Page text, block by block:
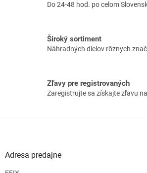
Do 24-48 hod. po celom
Široký sortiment
Náhradných dielov rôznych
Zľavy pre registrovaných
Zaregistrujte sa získajte zľavu
Adresa predajne